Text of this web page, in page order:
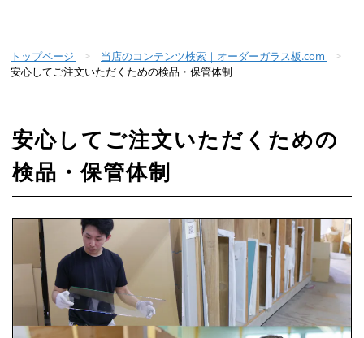
トップページ
当店のコンテンツ検索｜オーダーガラス板.com
安心してご注文いただくための検品・保管体制
安心してご注文いただくための
検品・保管体制